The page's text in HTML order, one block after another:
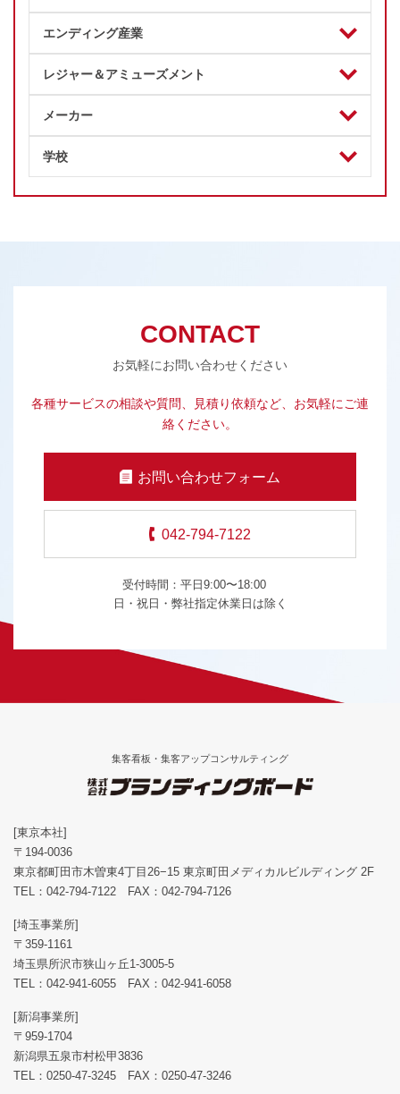
エンディング産業
レジャー＆アミューズメント
メーカー
学校
CONTACT
お気軽にお問い合わせください
各種サービスの相談や質問、見積り依頼など、お気軽にご連
絡ください。
お問い合わせフォーム
042-794-7122
受付時間：平日9:00〜18:00
日・祝日・弊社指定休業日は除く
集客看板・集客アップコンサルティング
[東京本社]
〒194-0036
東京都町田市木曽東4丁目26−15 東京町田メディカルビルディング 2F
TEL： 042-794-7122 FAX：042-794-7126
[埼玉事業所]
〒359-1161
埼玉県所沢市狭山ヶ丘1-3005-5
TEL： 042-941-6055 FAX：042-941-6058
[新潟事業所]
〒959-1704
新潟県五泉市村松甲3836
TEL： 0250-47-3245 FAX：0250-47-3246